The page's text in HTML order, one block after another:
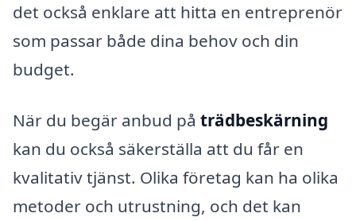
det också enklare att hitta en entreprenör
som passar både dina behov och din
budget.
När du begär anbud på trädbeskärning
kan du också säkerställa att du får en
kvalitativ tjänst. Olika företag kan ha olika
metoder och utrustning, och det kan